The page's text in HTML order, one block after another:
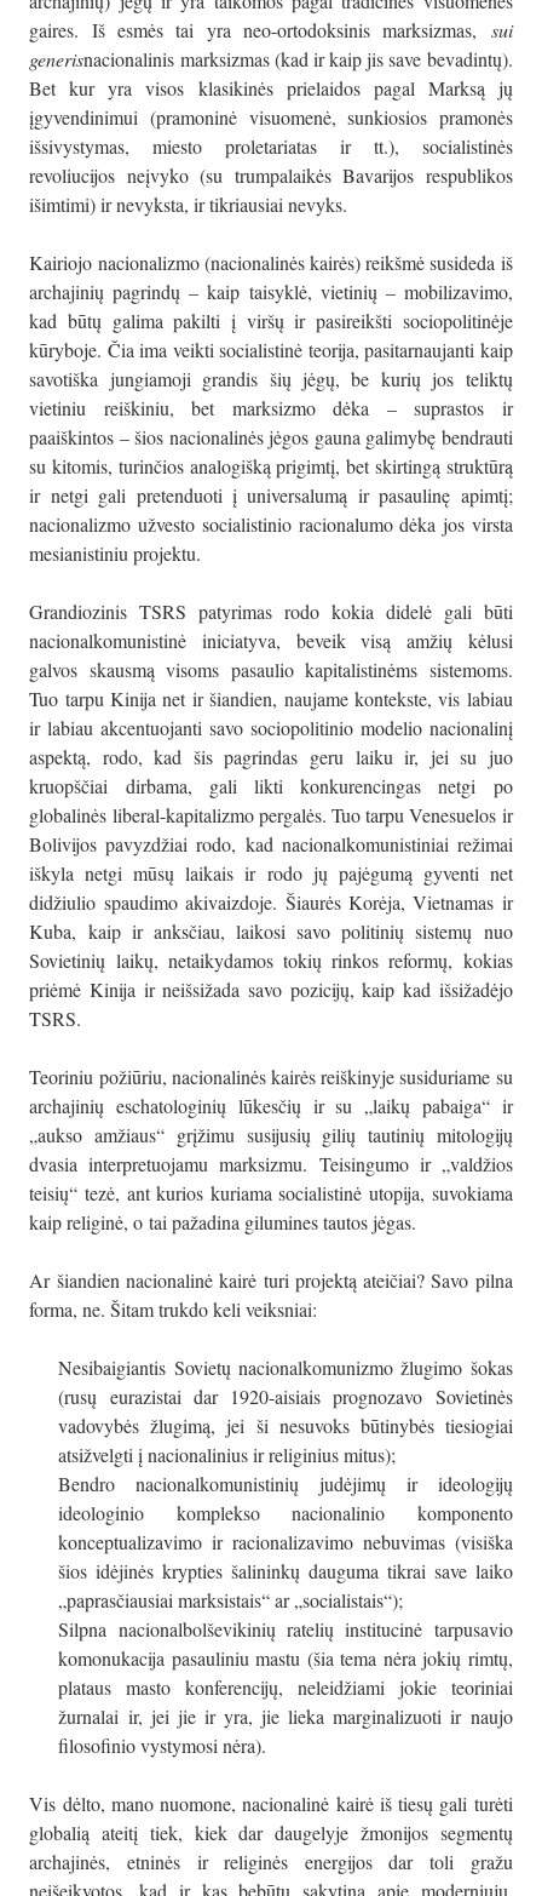
gaires. Iš esmės tai yra neo-ortodoksinis marksizmas, sui
generisnacionalinis marksizmas (kad ir kaip jis save bevadintų).
Bet kur yra visos klasikinės prielaidos pagal Marksą jų
įgyvendinimui (pramoninė visuomenė, sunkiosios pramonės
išsivystymas, miesto proletariatas ir tt.), socialistinės
revoliucijos neįvyko (su trumpalaikės Bavarijos respublikos
išimtimi) ir nevyksta, ir tikriausiai nevyks.
Kairiojo nacionalizmo (nacionalinės kairės) reikšmė susideda iš
archajinių pagrindų – kaip taisyklė, vietinių – mobilizavimo,
kad būtų galima pakilti į viršų ir pasireikšti sociopolitinėje
kūryboje. Čia ima veikti socialistinė teorija, pasitarnaujanti kaip
savotiška jungiamoji grandis šių jėgų, be kurių jos teliktų
vietiniu reiškiniu, bet marksizmo dėka – suprastos ir
paaiškintos – šios nacionalinės jėgos gauna galimybę bendrauti
su kitomis, turinčios analogišką prigimtį, bet skirtingą struktūrą
ir netgi gali pretenduoti į universalumą ir pasaulinę apimtį;
nacionalizmo užvesto socialistinio racionalumo dėka jos virsta
mesianistiniu projektu.
Grandiozinis TSRS patyrimas rodo kokia didelė gali būti
nacionalkomunistinė iniciatyva, beveik visą amžių kėlusi
galvos skausmą visoms pasaulio kapitalistinėms sistemoms.
Tuo tarpu Kinija net ir šiandien, naujame kontekste, vis labiau
ir labiau akcentuojanti savo sociopolitinio modelio nacionalinį
aspektą, rodo, kad šis pagrindas geru laiku ir, jei su juo
kruopščiai dirbama, gali likti konkurencingas netgi po
globalinės liberal-kapitalizmo pergalės. Tuo tarpu Venesuelos ir
Bolivijos pavyzdžiai rodo, kad nacionalkomunistiniai režimai
iškyla netgi mūsų laikais ir rodo jų pajėgumą gyventi net
didžiulio spaudimo akivaizdoje. Šiaurės Korėja, Vietnamas ir
Kuba, kaip ir anksčiau, laikosi savo politinių sistemų nuo
Sovietinių laikų, netaikydamos tokių rinkos reformų, kokias
priėmė Kinija ir neišsižada savo pozicijų, kaip kad išsižadėjo
TSRS.
Teoriniu požiūriu, nacionalinės kairės reiškinyje susiduriame su
archajinių eschatologinių lūkesčių ir su „laikų pabaiga“ ir
„aukso amžiaus“ grįžimu susijusių gilių tautinių mitologijų
dvasia interpretuojamu marksizmu. Teisingumo ir „valdžios
teisių“ tezė, ant kurios kuriama socialistinė utopija, suvokiama
kaip religinė, o tai pažadina gilumines tautos jėgas.
Ar šiandien nacionalinė kairė turi projektą ateičiai? Savo pilna
forma, ne. Šitam trukdo keli veiksniai:
Nesibaigiantis Sovietų nacionalkomunizmo žlugimo šokas
(rusų eurazistai dar 1920-aisiais prognozavo Sovietinės
vadovybės žlugimą, jei ši nesuvoks būtinybės tiesiogiai
atsižvelgti į nacionalinius ir religinius mitus);
Bendro nacionalkomunistinių judėjimų ir ideologijų
ideologinio komplekso nacionalinio komponento
konceptualizavimo ir racionalizavimo nebuvimas (visiška
šios idėjinės krypties šalininkų dauguma tikrai save laiko
„paprasčiausiai marksistais“ ar „socialistais“);
Silpna nacionalbolševikinių ratelių institucinė tarpusavio
komonukacija pasauliniu mastu (šia tema nėra jokių rimtų,
plataus masto konferencijų, neleidžiami jokie teoriniai
žurnalai ir, jei jie ir yra, jie lieka marginalizuoti ir naujo
filosofinio vystymosi nėra).
Vis dėlto, mano nuomone, nacionalinė kairė iš tiesų gali turėti
globalią ateitį tiek, kiek dar daugelyje žmonijos segmentų
archajinės, etninės ir religinės energijos dar toli gražu